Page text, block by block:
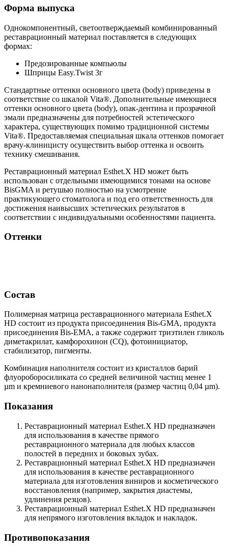
Форма выпуска
Однокомпонентный, светоотверждаемый комбинированный
реставрационный материал поставляется в следующих
формах:
Предозированные компьюлы
Шприцы Easy.Twist 3г
Стандартные оттенки основного цвета (body) приведены в
соответствие со шкалой Vita®. Дополнительные имеющиеся
оттенки основного цвета (body), опак-дентина и прозрачной
эмали предназначены для потребностей эстетического
характера, существующих помимо традиционной системы
Vita®. Предоставляемая специальная шкала оттенков помогает
врачу-клиницисту осуществить выбор оттенка и освоить
технику смешивания.
Реставрационный материал Esthet.X HD может быть
использован с отдельными имеющимися тонами на основе
BisGMA и ретушью полностью на усмотрение
практикующего стоматолога и под его ответственность для
достижения наивысших эстетических результатов в
соответствии с индивидуальными особенностями пациента.
Оттенки
Состав
Полимерная матрица реставрационного материала Esthet.X
HD состоит из продукта присоединения Bis-GMA, продукта
присоединения Bis-EMA, а также содержит триэтилен гликоль
диметакрилат, камфорохинон (CQ), фотоинициатор,
стабилизатор, пигменты.
Комбинация наполнителя состоит из кристаллов барий
флуороборосиликата со средней величиной частиц менее 1
µm и кремниевого нанонаполнителя (размер частиц 0,04 µm).
Показания
Реставрационный материал Esthet.X HD предназначен
для использования в качестве прямого
реставрационного материала для любых классов
полостей в передних и боковых зубах.
Реставрационный материал Esthet.X HD предназначен
для использования в качестве реставрационного
материала для изготовления виниров и косметического
восстановления (например, закрытия диастемы,
удлинения резцов).
Реставрационный материал Esthet.X HD предназначен
для непрямого изготовления вкладок и накладок.
Противопоказания